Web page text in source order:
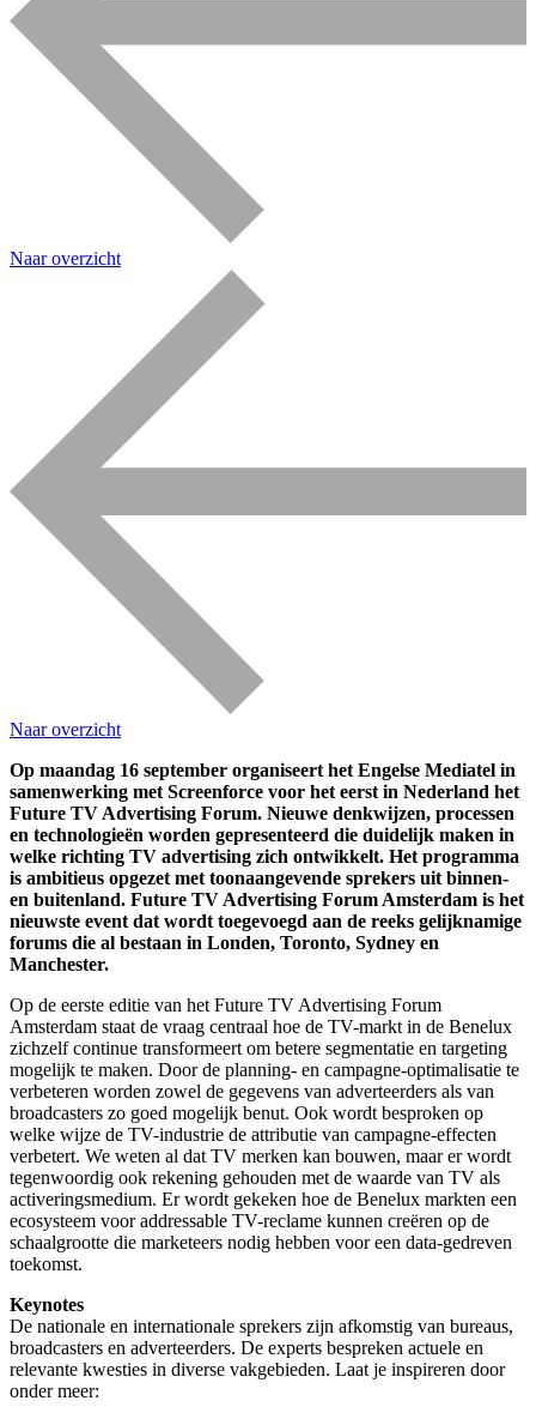
Naar overzicht
Naar overzicht
Op maandag 16 september organiseert het Engelse Mediatel in
samenwerking met Screenforce voor het eerst in Nederland het
Future TV Advertising Forum. Nieuwe denkwijzen, processen
en technologieën worden gepresenteerd die duidelijk maken in
welke richting TV advertising zich ontwikkelt. Het programma
is ambitieus opgezet met toonaangevende sprekers uit binnen-
en buitenland. Future TV Advertising Forum Amsterdam is het
nieuwste event dat wordt toegevoegd aan de reeks gelijknamige
forums die al bestaan in Londen, Toronto, Sydney en
Manchester.
Op de eerste editie van het Future TV Advertising Forum
Amsterdam staat de vraag centraal hoe de TV-markt in de Benelux
zichzelf continue transformeert om betere segmentatie en targeting
mogelijk te maken. Door de planning- en campagne-optimalisatie te
verbeteren worden zowel de gegevens van adverteerders als van
broadcasters zo goed mogelijk benut. Ook wordt besproken op
welke wijze de TV-industrie de attributie van campagne-effecten
verbetert. We weten al dat TV merken kan bouwen, maar er wordt
tegenwoordig ook rekening gehouden met de waarde van TV als
activeringsmedium. Er wordt gekeken hoe de Benelux markten een
ecosysteem voor addressable TV-reclame kunnen creëren op de
schaalgrootte die marketeers nodig hebben voor een data-gedreven
toekomst.
Keynotes
De nationale en internationale sprekers zijn afkomstig van bureaus,
broadcasters en adverteerders. De experts bespreken actuele en
relevante kwesties in diverse vakgebieden. Laat je inspireren door
onder meer: